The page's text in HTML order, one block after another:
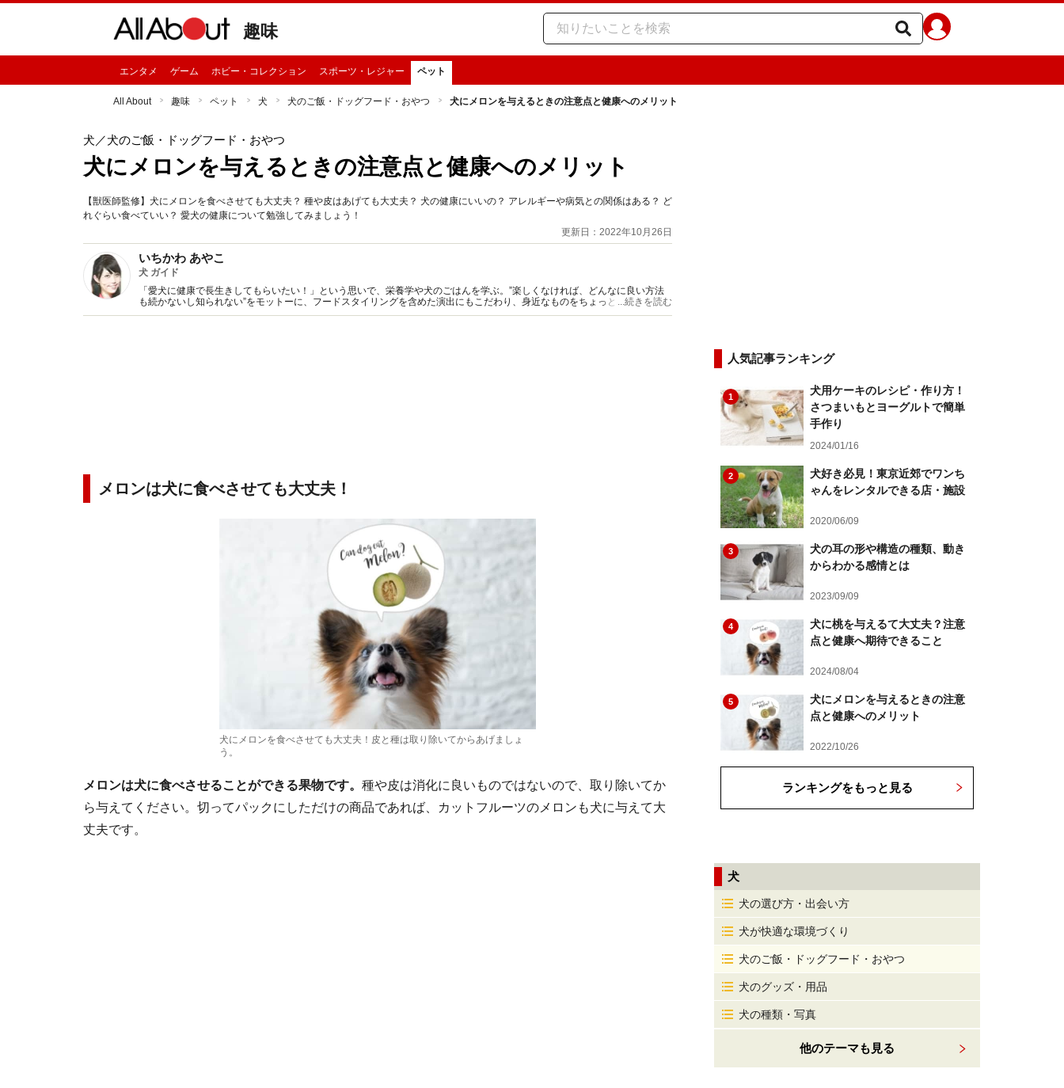
趣味
エンタメ ゲーム ホビー・コレクション スポーツ・レジャー ペット
All About 趣味 ペット 犬 犬のご飯・ドッグフード・おやつ 犬にメロンを与えるときの注意点と健康へのメリット
犬 ／犬のご飯・ドッグフード・おやつ
犬にメロンを与えるときの注意点と健康へのメリット
【獣医師監修】犬にメロンを食べさせても大丈夫？ 種や皮はあげても大丈夫？ 犬の健康にいいの？ アレルギーや病気との関係はある？ ど
れぐらい食べていい？ 愛犬の健康について勉強してみましょう！
更新日：2022年10月26日
いちかわ あやこ
犬 ガイド
「愛犬に健康で長生きしてもらいたい！」という思いで、栄養学や犬のごはんを学ぶ。”楽しくなければ、どんなに良い方法
も続かないし知られない”をモットーに、フードスタイリングを含めた演出にもこだわり、身近なものをちょっとのアイデア
でオシャレに見せる伝え方が人気。
...続きを読む
メロンは犬に食べさせても大丈夫！
犬にメロンを食べさせても大丈夫！皮と種は取り除いてからあげましょ
う。
メロンは犬に食べさせることができる果物です。 種や皮は消化に良いものではないので、取り除いてか
ら与えてください。切ってパックにしただけの商品であれば、カットフルーツのメロンも犬に与えて大
丈夫です。
人気記事ランキング
1
犬用ケーキのレシピ・作り方！
さつまいもとヨーグルトで簡単
手作り
2024/01/16
2
犬好き必見！東京近郊でワンち
ゃんをレンタルできる店・施設
2020/06/09
3
犬の耳の形や構造の種類、動き
からわかる感情とは
2023/09/09
4
犬に桃を与えるて大丈夫？注意
点と健康へ期待できること
2024/08/04
5
犬にメロンを与えるときの注意
点と健康へのメリット
2022/10/26
ランキングをもっと見る
犬
犬の選び方・出会い方
犬が快適な環境づくり
犬のご飯・ドッグフード・おやつ
犬のグッズ・用品
犬の種類・写真
他のテーマも見る